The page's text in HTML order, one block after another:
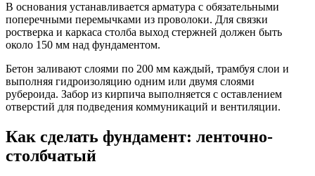
В основания устанавливается арматура с обязательными
поперечными перемычками из проволоки. Для связки
ростверка и каркаса столба выход стержней должен быть
около 150 мм над фундаментом.
Бетон заливают слоями по 200 мм каждый, трамбуя слои и
выполняя гидроизоляцию одним или двумя слоями
рубероида. Забор из кирпича выполняется с оставлением
отверстий для подведения коммуникаций и вентиляции.
Как сделать фундамент: ленточно-
столбчатый